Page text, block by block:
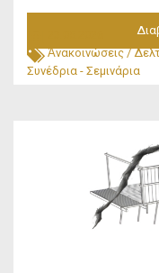
Ἀνακοινώσεις/
Συνέδρια - Σεμινάρια